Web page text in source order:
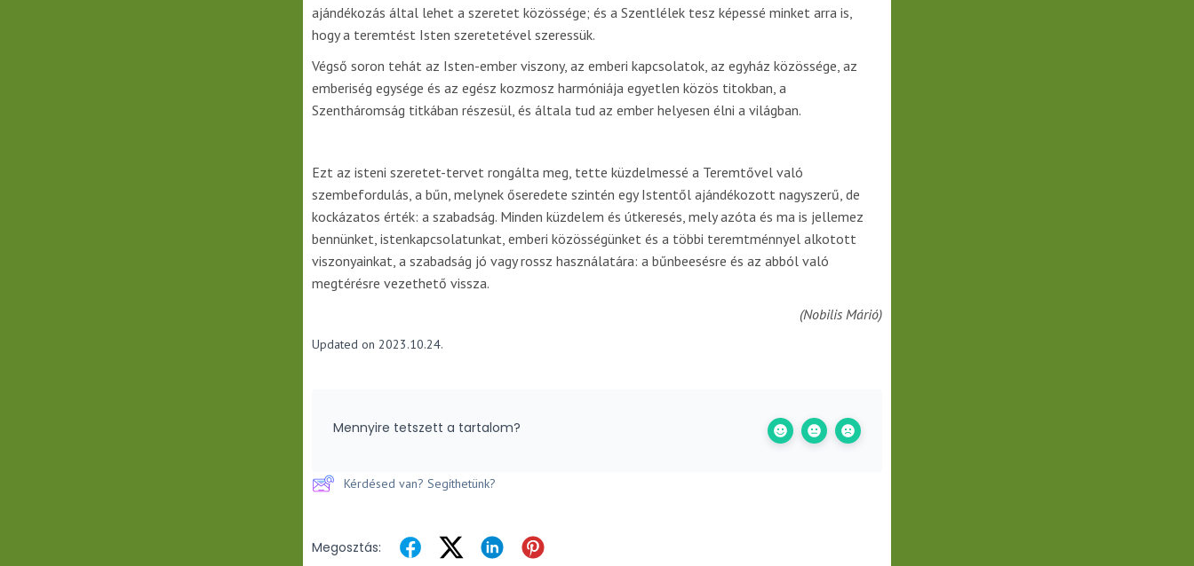
ajándékozás által lehet a szeretet közössége; és a Szentlélek tesz képessé minket arra is,
hogy a teremtést Isten szeretetével szeressük.
Végső soron tehát az Isten-ember viszony, az emberi kapcsolatok, az egyház közössége, az
emberiség egysége és az egész kozmosz harmóniája egyetlen közös titokban, a
Szentháromság titkában részesül, és általa tud az ember helyesen élni a világban.
Ezt az isteni szeretet-tervet rongálta meg, tette küzdelmessé a Teremtővel való
szembefordulás, a bűn, melynek őseredete szintén egy Istentől ajándékozott nagyszerű, de
kockázatos érték: a szabadság. Minden küzdelem és útkeresés, mely azóta és ma is jellemez
bennünket, istenkapcsolatunkat, emberi közösségünket és a többi teremtménnyel alkotott
viszonyainkat, a szabadság jó vagy rossz használatára: a bűnbeesésre és az abból való
megtérésre vezethető vissza.
(Nobilis Márió)
Updated on 2023.10.24.
Mennyire tetszett a tartalom?
Kérdésed van? Segíthetünk?
Megosztás: